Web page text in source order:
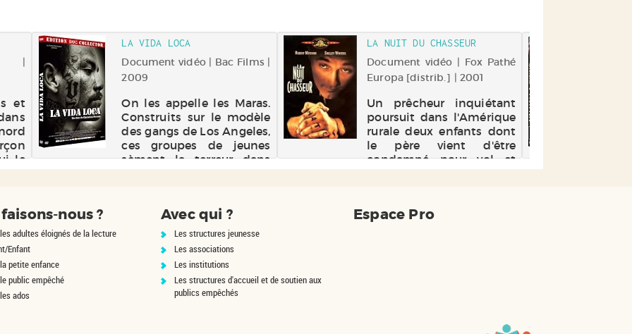
aussi, et la quête se
transforme en une suit...
système immunitaire
exceptionnel. En échange
de leur collaboration à un
mystérieux programme
et
|
et
le
LA VIDA LOCA
Document vidéo | Bac Films |
2009
On les appelle les Maras.
Construits sur le modèle
des gangs de Los Angeles,
ces groupes de jeunes
sèment la terreur dans
toute l'Amérique
Salvador dans le
quotidien des membres
d'une ar...
LA NUIT DU CHASSEUR
Document vidéo | Fox Pathé
Europa [distrib.] | 2001
Un prêcheur inquiétant
poursuit dans l'Amérique
rurale deux enfants dont
le père vient d'être
condamné pour vol et
meurtre. Avant son
dollars, dont ils doivent
nous ?
adultes éloignés de la lecture
Enfant
petite enfance
public empêché
ados
Avec qui ?
Les structures jeunesse
Les associations
Les institutions
Les structures d'accueil et de soutien aux
publics empêchés
Espace Pro